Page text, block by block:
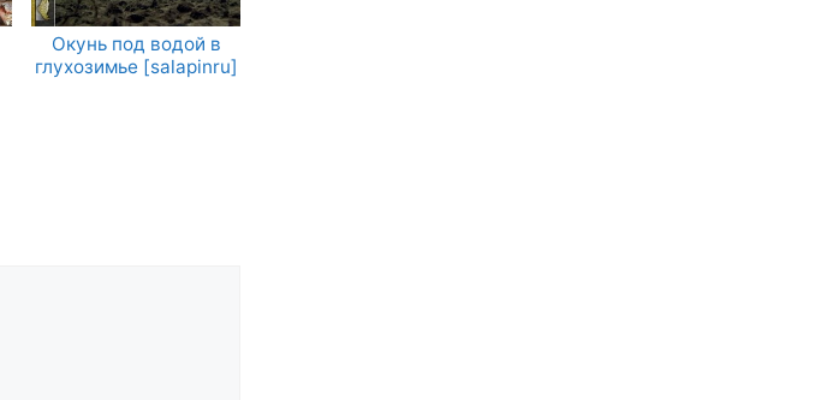
Окунь под водой в
глухозимье [salapinru]